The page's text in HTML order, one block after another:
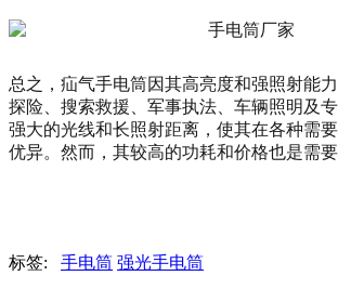
总之，疝气手电筒因其高亮度和强照射能
探险、搜索救援、军事执法、车辆照明及
强大的光线和长照射距离，使其在各种需
优异。然而，其较高的功耗和价格也是需要
标签: 手电筒 强光手电筒